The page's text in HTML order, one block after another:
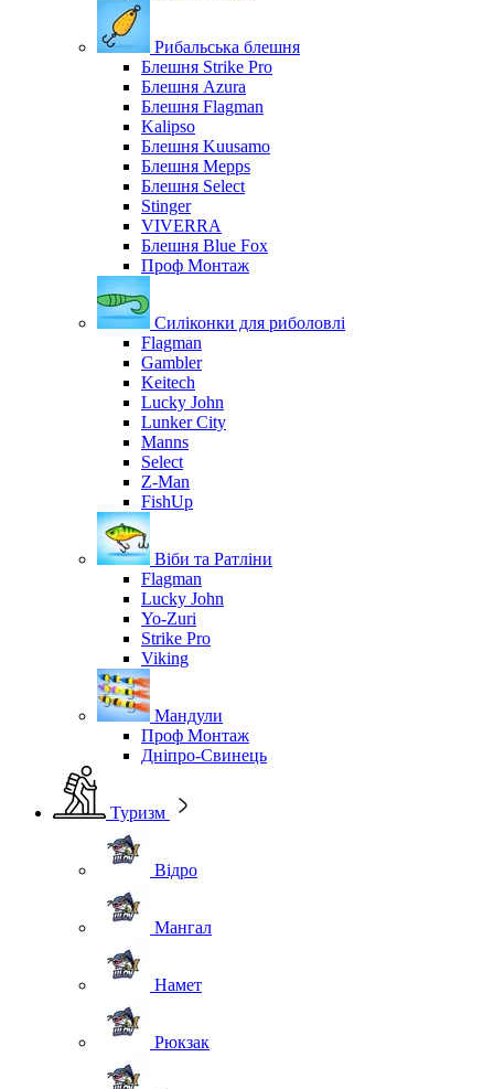
Рибальська блешня
Блешня Strike Pro
Блешня Azura
Блешня Flagman
Kalipso
Блешня Kuusamo
Блешня Mepps
Блешня Select
Stinger
VIVERRA
Блешня Blue Fox
Проф Монтаж
Силіконки для риболовлі
Flagman
Gambler
Keitech
Lucky John
Lunker City
Manns
Select
Z-Man
FishUp
Віби та Ратліни
Flagman
Lucky John
Yo-Zuri
Strike Pro
Viking
Мандули
Проф Монтаж
Дніпро-Свинець
Туризм
Відро
Мангал
Намет
Рюкзак